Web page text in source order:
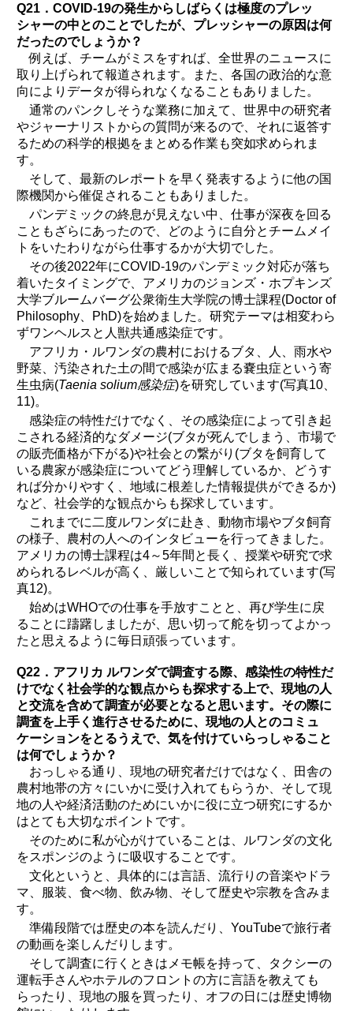
Q21．COVID-19の発生からしばらくは極度のプレッ
シャーの中とのことでしたが、プレッシャーの原因は何
だったのでしょうか？
例えば、チームがミスをすれば、全世界のニュースに
取り上げられて報道されます。また、各国の政治的な意
向によりデータが得られなくなることもありました。
通常のパンクしそうな業務に加えて、世界中の研究者
やジャーナリストからの質問が来るので、それに返答す
るための科学的根拠をまとめる作業も突如求められま
す。
そして、最新のレポートを早く発表するように他の国
際機関から催促されることもありました。
パンデミックの終息が見えない中、仕事が深夜を回る
こともざらにあったので、どのように自分とチームメイ
トをいたわりながら仕事するかが大切でした。
その後2022年にCOVID-19のパンデミック対応が落ち
着いたタイミングで、アメリカのジョンズ・ホプキンズ
大学ブルームバーグ公衆衛生大学院の博士課程(Doctor of
Philosophy、PhD)を始めました。研究テーマは相変わら
ずワンヘルスと人獣共通感染症です。
アフリカ・ルワンダの農村におけるブタ、人、雨水や
野菜、汚染された土の間で感染が広まる嚢虫症という寄
生虫病(Taenia solium感染症)を研究しています(写真10、
11)。
感染症の特性だけでなく、その感染症によって引き起
こされる経済的なダメージ(ブタが死んでしまう、市場で
の販売価格が下がる)や社会との繋がり(ブタを飼育して
いる農家が感染症についてどう理解しているか、どうす
れば分かりやすく、地域に根差した情報提供ができるか)
など、社会学的な観点からも探求しています。
これまでに二度ルワンダに赴き、動物市場やブタ飼育
の様子、農村の人へのインタビューを行ってきました。
アメリカの博士課程は4～5年間と長く、授業や研究で求
められるレベルが高く、厳しいことで知られています(写
真12)。
始めはWHOでの仕事を手放すことと、再び学生に戻
ることに躊躇しましたが、思い切って舵を切ってよかっ
たと思えるように毎日頑張っています。
Q22．アフリカ ルワンダで調査する際、感染性の特性だ
けでなく社会学的な観点からも探求する上で、現地の人
と交流を含めて調査が必要となると思います。その際に
調査を上手く進行させるために、現地の人とのコミュ
ケーションをとるうえで、気を付けていらっしゃること
は何でしょうか？
おっしゃる通り、現地の研究者だけではなく、田舎の
農村地帯の方々にいかに受け入れてもらうか、そして現
地の人や経済活動のためにいかに役に立つ研究にするか
はとても大切なポイントです。
そのために私が心がけていることは、ルワンダの文化
をスポンジのように吸収することです。
文化というと、具体的には言語、流行りの音楽やドラ
マ、服装、食べ物、飲み物、そして歴史や宗教を含みま
す。
準備段階では歴史の本を読んだり、YouTubeで旅行者
の動画を楽しんだりします。
そして調査に行くときはメモ帳を持って、タクシーの
運転手さんやホテルのフロントの方に言語を教えても
らったり、現地の服を買ったり、オフの日には歴史博物